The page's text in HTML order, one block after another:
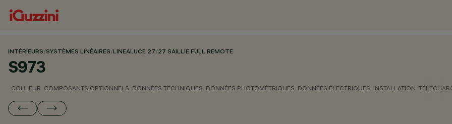
INTÉRIEURS/SYSTÈMES LINÉAIRES/LINEALUCE 27/27 SAILLIE FULL REMOTE
S973
COULEUR COMPOSANTS OPTIONNELS DONNÉES TECHNIQUES DONNÉES PHOTOMÉTRIQUES DONNÉES ÉLECTRIQUES INSTALLATION